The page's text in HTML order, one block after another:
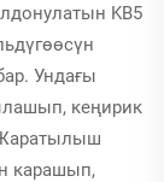
KB5
Ундағы
кеңирик
Жаратылыш
карашып,